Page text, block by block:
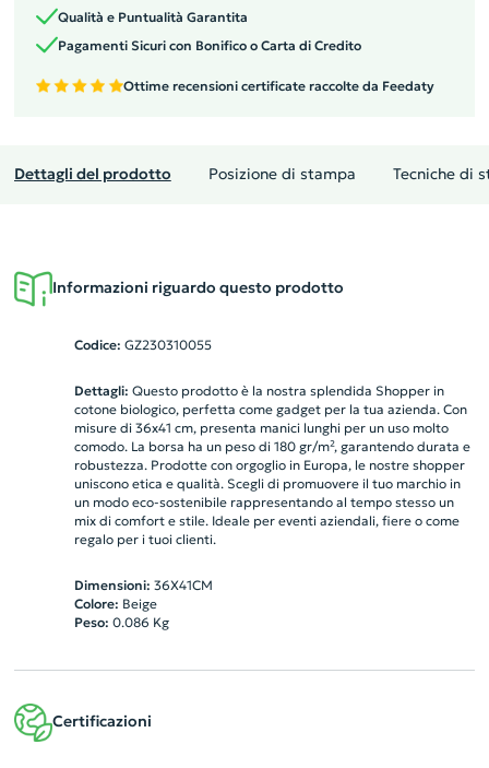
Qualità e Puntualità Garantita
Pagamenti Sicuri con Bonifico o Carta di Credito
Ottime recensioni certificate raccolte da Feedaty
Dettagli del prodotto Posizione di stampa Tecniche di
Informazioni riguardo questo prodotto
Codice: GZ230310055
Dettagli: Questo prodotto è la nostra splendida Shopper in
cotone biologico, perfetta come gadget per la tua azienda. Con
misure di 36x41 cm, presenta manici lunghi per un uso molto
comodo. La borsa ha un peso di 180 gr/m², garantendo durata e
robustezza. Prodotte con orgoglio in Europa, le nostre shopper
uniscono etica e qualità. Scegli di promuovere il tuo marchio in
un modo eco-sostenibile rappresentando al tempo stesso un
mix di comfort e stile. Ideale per eventi aziendali, fiere o come
regalo per i tuoi clienti.
Dimensioni: 36X41CM
Colore: Beige
Peso: 0.086 Kg
Certificazioni